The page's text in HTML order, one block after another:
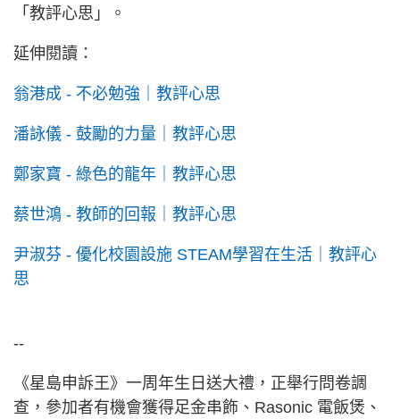
「教評心思」。
延伸閱讀：
翁港成 - 不必勉強｜教評心思
潘詠儀 - 鼓勵的力量｜教評心思
鄭家寶 - 綠色的龍年｜教評心思
蔡世鴻 - 教師的回報｜教評心思
尹淑芬 - 優化校園設施 STEAM學習在生活｜教評心
思
--
《星島申訴王》一周年生日送大禮，正舉行問卷調
查，參加者有機會獲得足金串飾、Rasonic 電飯煲、